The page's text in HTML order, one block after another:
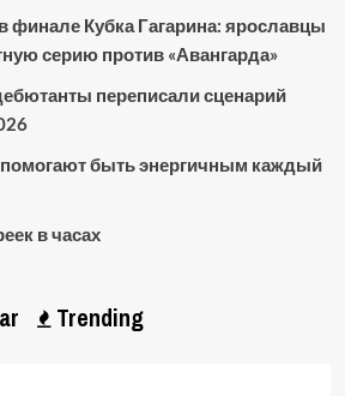
финале Кубка Гагарина: ярославцы
серию против «Авангарда»
переписали сценарий
помогают быть энергичным каждый
в часах
Trending